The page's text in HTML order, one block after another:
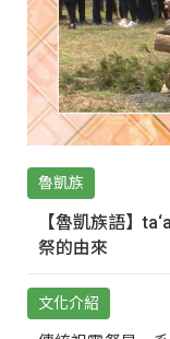
魯凱族
【魯凱族語】
祭的由來
文化介紹